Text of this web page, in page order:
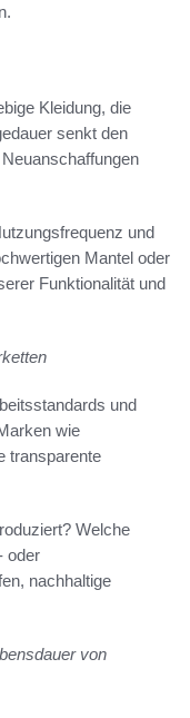
Kleidung, die
senkt den
und
Mantel oder
Funktionalität und
und
wie
transparente
Welche
oder
nachhaltige
von